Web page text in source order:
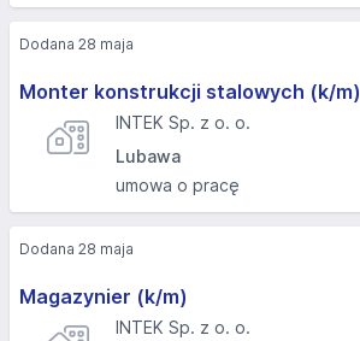
Monter konstrukcji stalowych (k/m)
INTEK Sp. z o. o.
Lubawa
umowa o pracę
Dodana 28 maja
Magazynier (k/m)
INTEK Sp. z o. o.
Dodana 28 maja